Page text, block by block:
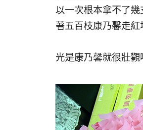
以一次根本拿不了
著五百枝康乃馨走
光是康乃馨就很壯觀